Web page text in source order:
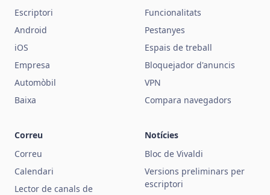
Escriptori
Android
iOS
Empresa
Automòbil
Baixa
Funcionalitats
Pestanyes
Espais de treball
Bloquejador d'anuncis
VPN
Compara navegadors
Correu
Correu
Calendari
Lector de canals de
Notícies
Bloc de Vivaldi
Versions preliminars per
escriptori